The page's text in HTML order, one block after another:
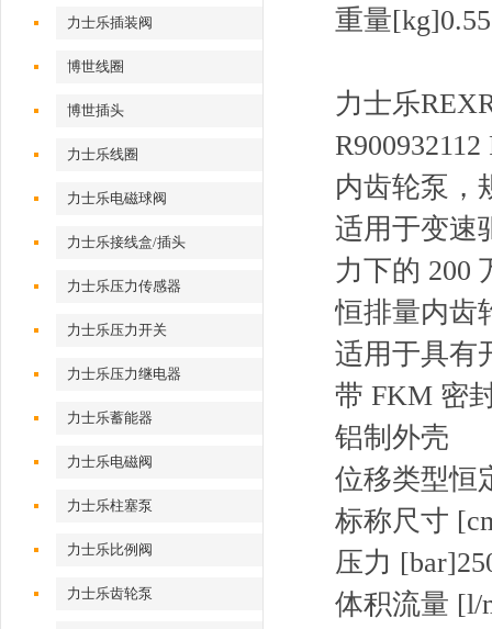
力士乐插装阀
博世线圈
博世插头
力士乐线圈
力士乐电磁球阀
力士乐接线盒/插头
力士乐压力传感器
力士乐压力开关
力士乐压力继电器
力士乐蓄能器
力士乐电磁阀
力士乐柱塞泵
力士乐比例阀
力士乐齿轮泵
重量[kg]0.55
力士乐
内齿轮泵，
适用于变速
力下的 200
恒排量内齿
适用于具有
带 FKM 密
铝制外壳
位移类型恒
标称尺寸
压力
体积流量 [l/